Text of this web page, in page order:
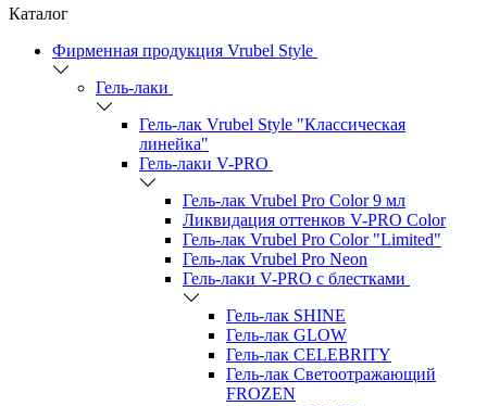
Каталог
Фирменная продукция Vrubel Style
Гель-лаки
Гель-лак Vrubel Style "Классическая
линейка"
Гель-лаки V-PRO
Гель-лак Vrubel Pro Color 9 мл
Ликвидация оттенков V-PRO Color
Гель-лак Vrubel Pro Color "Limited"
Гель-лак Vrubel Pro Neon
Гель-лаки V-PRO c блестками
Гель-лак SHINE
Гель-лак GLOW
Гель-лак CELEBRITY
Гель-лак Светоотражающий
FROZEN